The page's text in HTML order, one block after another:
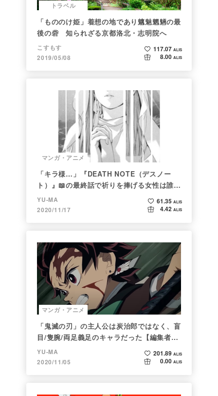
トラベル
「もののけ姫」着想の地であり魑魅魍魎の最
後の砦 知られざる京都洛北・志明院へ
こすもす
2019/05/08
117.07 ALIS
8.00 ALIS
マンガ・アニメ
「キラ様…」『DEATH NOTE（デスノー
ト）』📖の最終話で祈りを捧げる女性は誰な
のか
YU-MA
2020/11/17
61.35 ALIS
4.42 ALIS
マンガ・アニメ
「鬼滅の刃」の主人公は炭治郎ではなく、盲
目/隻腕/両足義足のキャラだった【編集者の
仕事ぶりに脱帽】
YU-MA
2020/11/05
201.89 ALIS
0.00 ALIS